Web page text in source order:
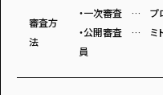
審査方
法
・一次審査 … プ
・公開審査 … ミト
員